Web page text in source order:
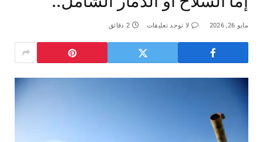
مايو 26, 2026 لا توجد تعليقات 2 دقائق